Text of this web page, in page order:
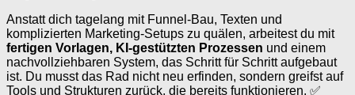
Anstatt dich tagelang mit Funnel-Bau, Texten und
komplizierten Marketing-Setups zu quälen, arbeitest du mit
fertigen Vorlagen, KI-gestützten Prozessen und einem
nachvollziehbaren System, das Schritt für Schritt aufgebaut
ist. Du musst das Rad nicht neu erfinden, sondern greifst auf
Tools und Strukturen zurück, die bereits funktionieren. ✅